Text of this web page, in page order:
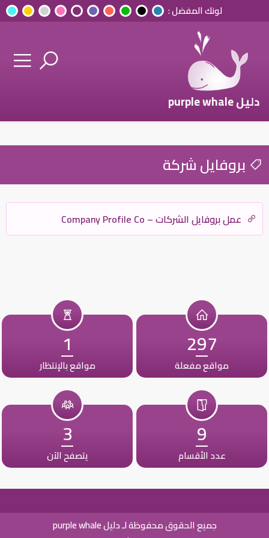
لونك المفضل :
دليل purple whale
بروفايل شركة
عمل بروفايل الشركات – Company Profile Co
297
مواقع مفعلة
1
مواقع بالإنتظار
9
عدد الأقسام
3
يتصفح الآن
جميع الحقوق محفوظة لـ دليل purple whale